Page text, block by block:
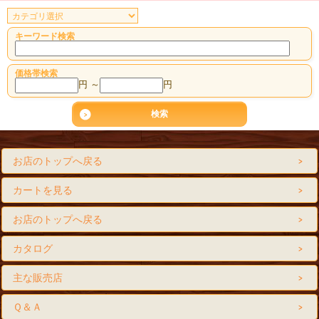
キーワード検索
価格帯検索
円 ～ 円
お店のトップへ戻る
カートを見る
お店のトップへ戻る
カタログ
主な販売店
Ｑ＆Ａ